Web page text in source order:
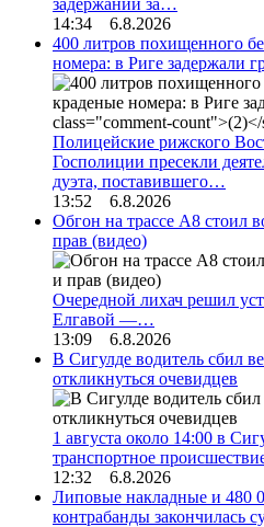
задержаний за…
14:34 6.8.2026
400 литров похищенного
номера: в Риге задержали
Полицейские рижского
Госполиции пресекли
дуэта, поставившего…
13:52 6.8.2026
Обгон на трассе А8 стоил
прав (видео)
Очередной лихач решил
Елгавой —…
13:09 6.8.2026
В Сигулде водитель сбил
откликнуться очевидцев
1 августа около 14:00 в
транспортное
12:32 6.8.2026
Липовые накладные и 480
контрабанды закончилась